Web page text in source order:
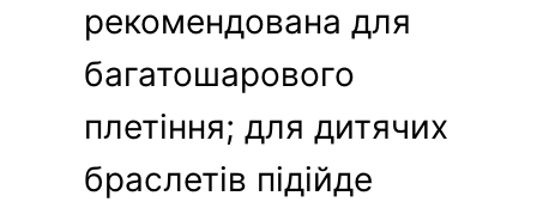
рекомендована для
багатошарового
плетіння; для дитячих
браслетів підійде